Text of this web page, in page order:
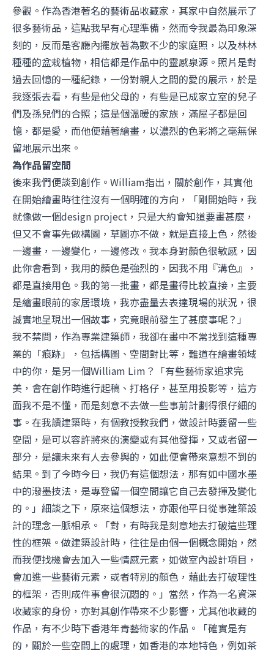
參觀。作為香港著名的藝術品收藏家，其家中自然展示了
很多藝術品，這點我早有心理準備，然而令我最為印象深
刻的，反而是客廳內擺放著為數不少的家庭照，以及林林
種種的盆栽植物，相信都是作品中的靈感泉源。照片是對
過去回憶的一種紀錄，一份對親人之間的愛的展示，於是
我逐張去看，有些是他父母的，有些是已成家立室的兒子
們及孫兒們的合照；這是個溫暖的家族，滿屋子都是回
憶，都是愛，而他便藉著繪畫，以濃烈的色彩將之毫無保
留地展示出來。
為作品留空間
後來我們便談到創作。William指出，關於創作，其實他
在開始繪畫時往往沒有一個明確的方向，「剛開始時，我
就像做一個design project，只是大約會知道要畫甚麼，
但又不會事先做構圖，草圖亦不做，就是直接上色，然後
一邊畫，一邊變化，一邊修改。我本身對顏色很敏感，因
此你會看到，我用的顏色是強烈的，因我不用『溝色』，
都是直接用色。我的第一批畫，都是畫得比較直接，主要
是繪畫眼前的家居環境，我亦盡量去表達現場的狀況，很
誠實地呈現出一個故事，究竟眼前發生了甚麼事呢？」
我不禁問，作為專業建築師，我卻在畫中不常找到這種專
業的「痕跡」，包括構圖、空間對比等，難道在繪畫領域
中的你，是另一個William Lim？「有些藝術家追求完
美，會在創作時進行起稿、打格仔，甚至用投影等，這方
面我不是不懂，而是刻意不去做一些事前計劃得很仔細的
事。在我讀建築時，有個教授教我們，做設計時要留一些
空間，是可以容許將來的演變或有其他發揮，又或者留一
部分，是讓未來有人去參與的，如此便會帶來意想不到的
結果。到了今時今日，我仍有這個想法，那有如中國水墨
中的潑墨技法，是專登留一個空間讓它自己去發揮及變化
的。」細談之下，原來這個想法，亦跟他平日從事建築設
計的理念一脈相承。「對，有時我是刻意地去打破這些理
性的框架。做建築設計時，往往是由個一個概念開始，然
而我便找機會去加入一些情感元素，如做室內設計項目，
會加進一些藝術元素，或者特別的顏色，藉此去打破理性
的框架，否則成件事會很沉悶的。」當然，作為一名資深
收藏家的身份，亦對其創作帶來不少影響，尤其他收藏的
作品，有不少時下香港年青藝術家的作品。「確實是有
的，關於一些空間上的處理，如香港的本地特色，例如茶